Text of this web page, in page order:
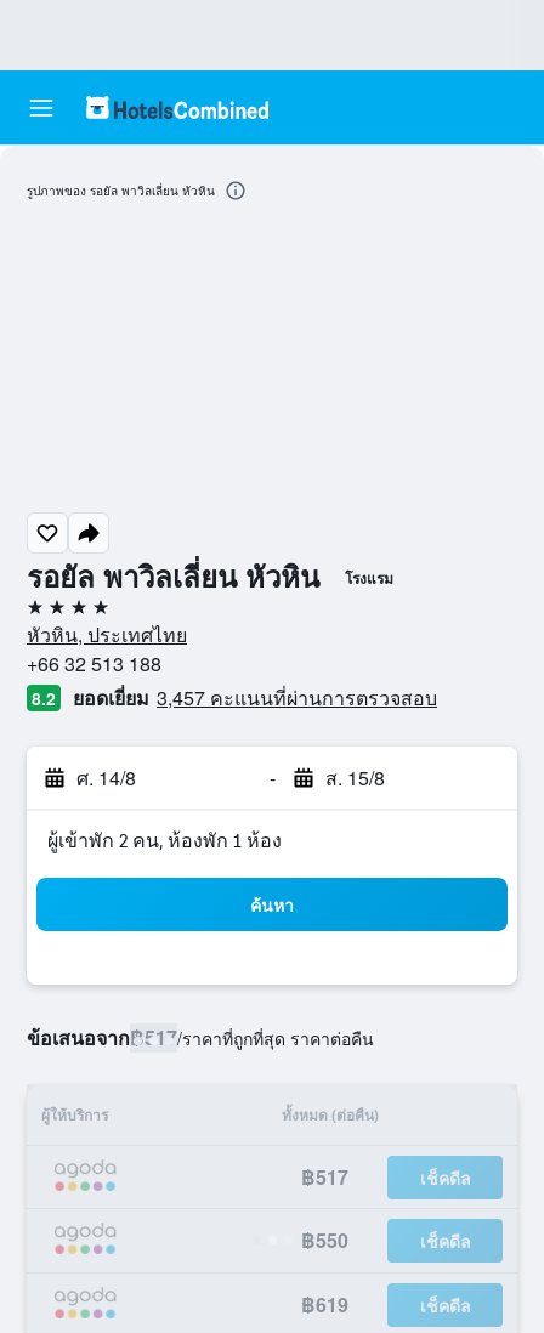
รอยัล พาวิลเลี่ยน หัวหิน โรงแรม
4 ดาว
หัวหิน, ประเทศไทย
+66 32 513 188
8.2 ยอดเยี่ยม 3,457 คะแนนที่ผ่านการตรวจสอบ
ศ. 14/8 - ส. 15/8
ผู้เข้าพัก 2 คน, ห้องพัก 1 ห้อง
ค้นหา
ข้อเสนอจาก฿517/ราคาที่ถูกที่สุด ราคาต่อคืน
ผู้ให้บริการ ทั้งหมด (ต่อคืน)
฿517 เช็คดีล
฿550 เช็คดีล
฿619 เช็คดีล
รูปภาพของ รอยัล พาวิลเลี่ยน หัวหิน